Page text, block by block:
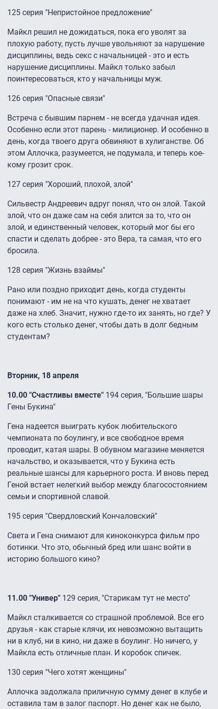
125 серия "Непристойное предложение"
Майкл решил не дожидаться, пока его уволят за
плохую работу, пусть лучше увольняют за нарушение
дисциплины, ведь секс с начальницей - это и есть
нарушение дисциплины. Майкл только забыл
поинтересоваться, кто у начальницы муж.
126 серия "Опасные связи"
Встреча с бывшим парнем - не всегда удачная идея.
Особенно если этот парень - милиционер. И особенно в
день, когда твоего друга обвиняют в хулиганстве. Об
этом Аллочка, разумеется, не подумала, и теперь кое-
кому грозит срок.
127 серия "Хороший, плохой, злой"
Сильвестр Андреевич вдруг понял, что он злой. Такой
злой, что он даже сам на себя злится за то, что он
злой, и единственный человек, который мог бы его
спасти и сделать добрее - это Вера, та самая, что его
бросила.
128 серия "Жизнь взаймы"
Рано или поздно приходит день, когда студенты
понимают - им не на что кушать, денег не хватает
даже на хлеб. Значит, нужно где-то их занять, но где? У
кого есть столько денег, чтобы дать в долг бедным
студентам?
Вторник, 18 апреля
10.00 "Счастливы вместе" 194 серия, "Большие шары
Гены Букина"
Гена надеется выиграть кубок любительского
чемпионата по боулингу, и все свободное время
проводит, катая шары. В обувном магазине меняется
начальство, и оказывается, что у Букина есть
реальные шансы для карьерного роста. И вновь перед
Геной встает нелегкий выбор между благосостоянием
семьи и спортивной славой.
195 серия "Свердловский Кончаловский"
Света и Гена снимают для киноконкурса фильм про
ботинки. Что это, обычный бред или шанс войти в
историю большого кино?
11.00 "Универ" 129 серия, "Старикам тут не место"
Майкл сталкивается со страшной проблемой. Все его
друзья - как старые клячи, их невозможно вытащить
ни в клуб, ни в кино, ни даже в боулинг. Но ничего, у
Майкла есть отличные план. И коробок спичек.
130 серия "Чего хотят женщины"
Аллочка задолжала приличную сумму денег в клубе и
оставила там в залог паспорт. Но денег как не было,